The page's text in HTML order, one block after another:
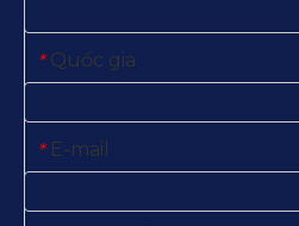
* Quốc gia
* E-mail